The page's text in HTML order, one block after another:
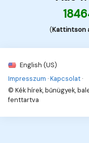
(Kattintson
English (US)
Impresszum ·Kapcsolat ·
© Kék hírek, bűnügyek,
fenttartva